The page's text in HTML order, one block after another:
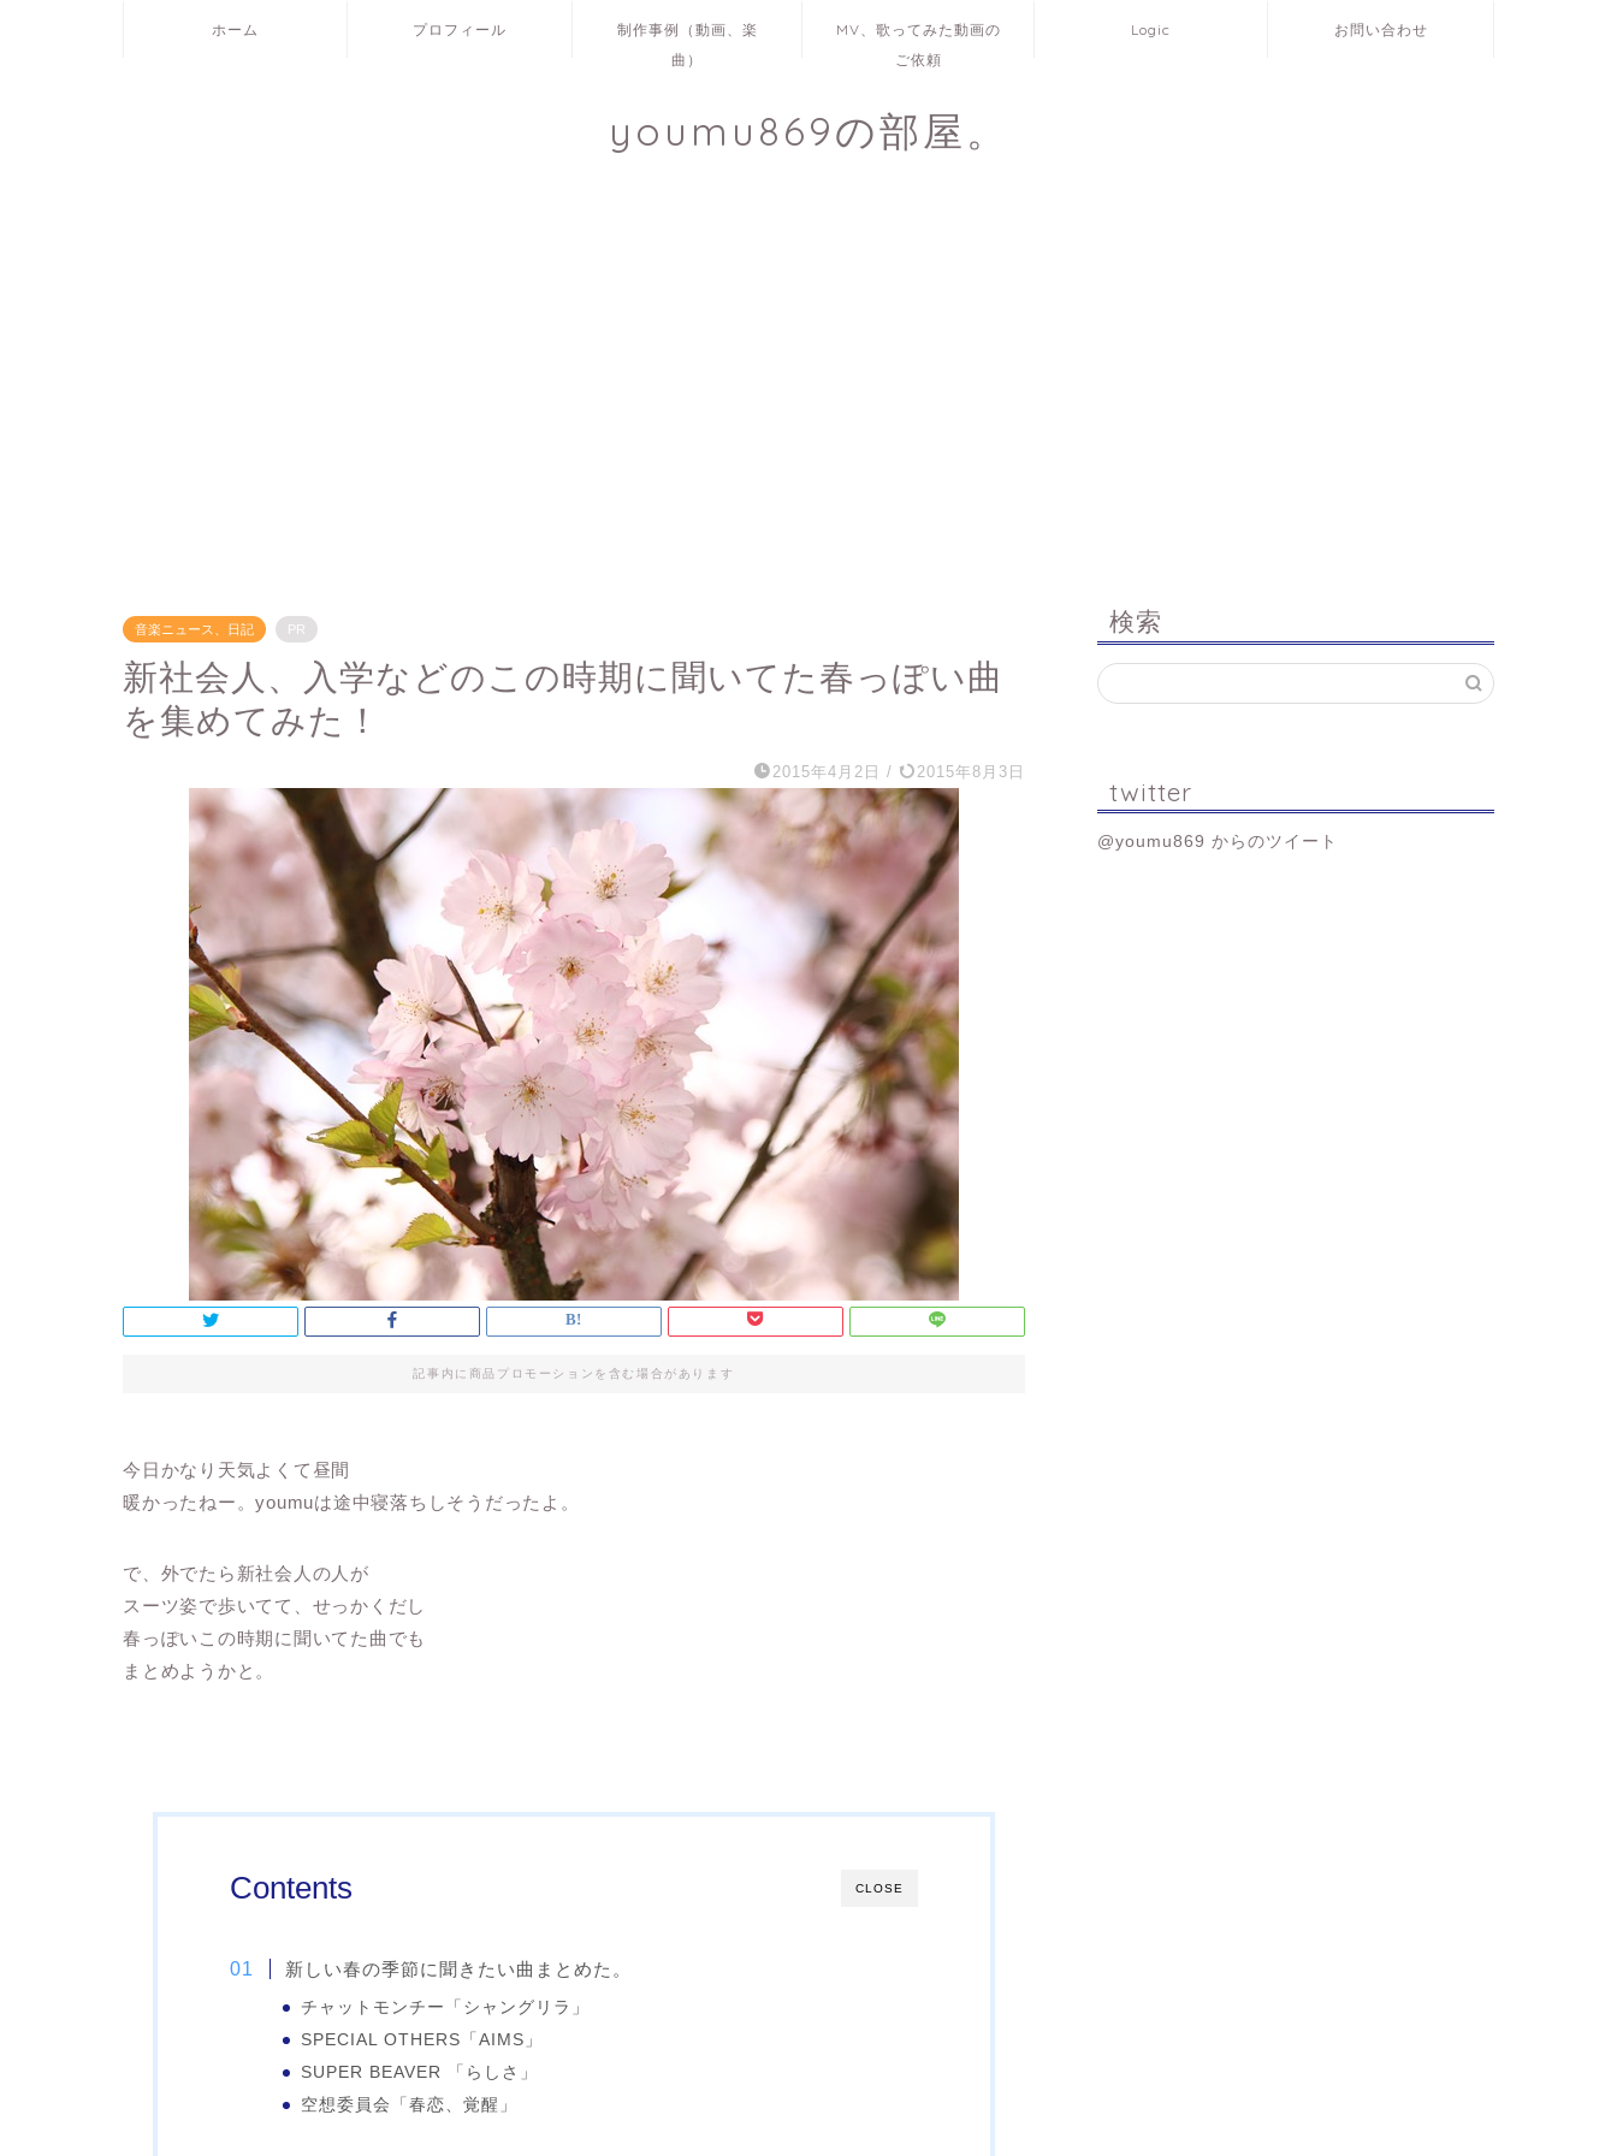
ホーム プロフィール
制作事例（動画、楽
曲）
MV、歌ってみた動画の
ご依頼
Logic お問い合わせ
youmu869の部屋。
音楽ニュース、日記 PR
新社会人、入学などのこの時期に聞いてた春っぽい曲
を集めてみた！
2015年4月2日 / 2015年8月3日
記事内に商品プロモーションを含む場合があります
今日かなり天気よくて昼間
暖かったねー。youmuは途中寝落ちしそうだったよ。
で、外でたら新社会人の人が
スーツ姿で歩いてて、せっかくだし
春っぽいこの時期に聞いてた曲でも
まとめようかと。
CLOSE
Contents
新しい春の季節に聞きたい曲まとめた。
チャットモンチー「シャングリラ」
SPECIAL OTHERS「AIMS」
SUPER BEAVER 「らしさ」
空想委員会「春恋、覚醒」
検索
twitter
@youmu869 からのツイート